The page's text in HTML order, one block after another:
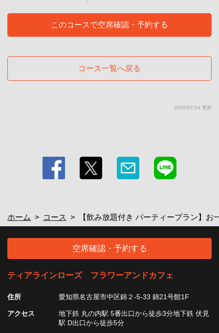
このコースで空席確認・予約する
コース一覧へ戻る
2026/07/14 更新
ホーム コース 【飲み放題付き パーティープラン】お
空席確認・予約する
ティアラインローズ フラワーアンドカフェ
住所 愛知県名古屋市中区錦２-5-33 錦21号館1F
アクセス
地下鉄 丸の内駅 5番出口から徒歩3分地下鉄 伏見
駅 D出口から徒歩5分